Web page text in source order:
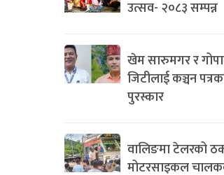
उत्सव- २०८३ सम्पन्न
खेम सारुमगर र
जिटीलाई कञ्चन
पुरस्कार
वालिङमा टेलरको
मोटरसाइकल